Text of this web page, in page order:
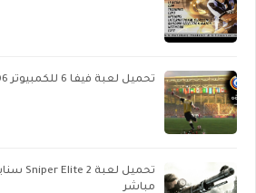
تحميل لعبة فيفا 6 للكمبيوتر fifa 2006 بربط مباشر
مباشر